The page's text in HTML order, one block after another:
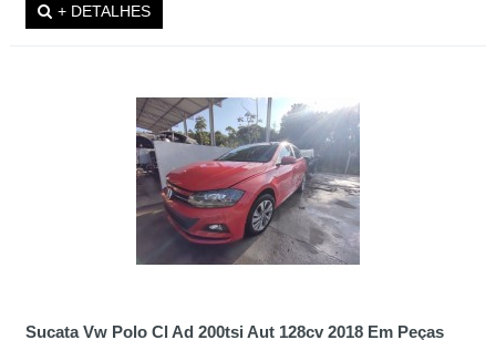
+ DETALHES
Sucata Vw Polo Cl Ad 200tsi Aut 128cv 2018 Em Peças